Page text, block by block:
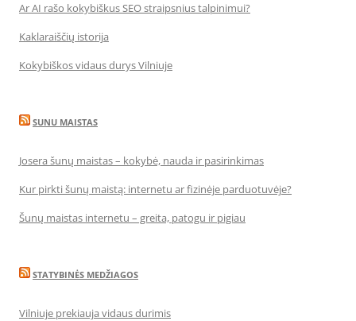
Ar AI rašo kokybiškus SEO straipsnius talpinimui?
Kaklaraiščių istorija
Kokybiškos vidaus durys Vilniuje
SUNU MAISTAS
Josera šunų maistas – kokybė, nauda ir pasirinkimas
Kur pirkti šunų maistą: internetu ar fizinėje parduotuvėje?
Šunų maistas internetu – greita, patogu ir pigiau
STATYBINĖS MEDŽIAGOS
Vilniuje prekiauja vidaus durimis